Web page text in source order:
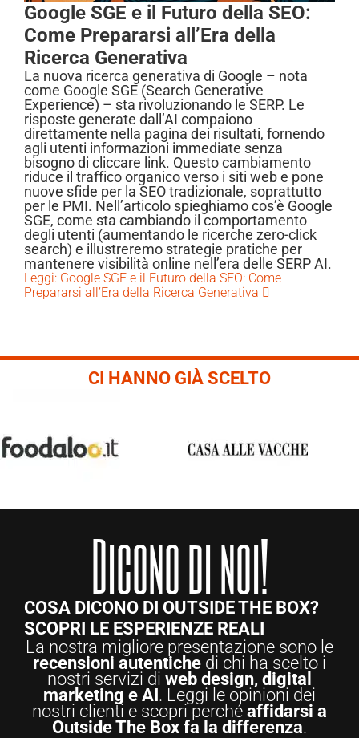
Google SGE e il Futuro della SEO:
Come Prepararsi all’Era della
Ricerca Generativa
La nuova ricerca generativa di Google – nota
come Google SGE (Search Generative
Experience) – sta rivoluzionando le SERP. Le
risposte generate dall’AI compaiono
direttamente nella pagina dei risultati, fornendo
agli utenti informazioni immediate senza
bisogno di cliccare link. Questo cambiamento
riduce il traffico organico verso i siti web e pone
nuove sfide per la SEO tradizionale, soprattutto
per le PMI. Nell’articolo spieghiamo cos’è Google
SGE, come sta cambiando il comportamento
degli utenti (aumentando le ricerche zero-click
search) e illustreremo strategie pratiche per
mantenere visibilità online nell’era delle SERP AI.
Leggi: Google SGE e il Futuro della SEO: Come
Prepararsi all’Era della Ricerca Generativa
CI HANNO GIÀ SCELTO
Dicono di noi!
COSA DICONO DI OUTSIDE THE BOX?
SCOPRI LE ESPERIENZE REALI
La nostra migliore presentazione sono le
recensioni autentiche di chi ha scelto i
nostri servizi di web design, digital
marketing e AI. Leggi le opinioni dei
nostri clienti e scopri perché affidarsi a
Outside The Box fa la differenza.